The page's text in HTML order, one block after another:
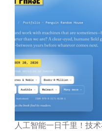
人工智能一日千里！技